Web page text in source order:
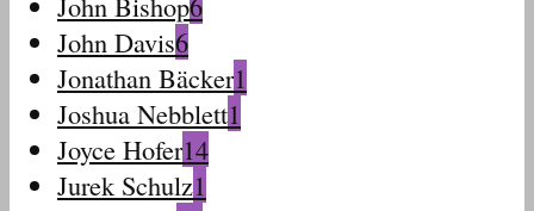
John Davis6
Jonathan Bäcker1
Joshua Nebblett1
Joyce Hofer14
Jurek Schulz1